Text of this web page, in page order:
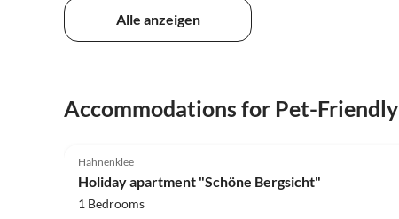
Alle anzeigen
Accommodations for Pet-Friendly
Hahnenklee
Holiday apartment "Schöne Bergsicht"
1 Bedrooms